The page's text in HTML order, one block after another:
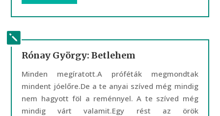
Rónay György: Betlehem
Minden megíratott.A próféták megmondtak
mindent jóelőre.De a te anyai szíved még mindig
nem hagyott föl a reménnyel. A te szíved még
mindig várt valamit.Egy rést az örök